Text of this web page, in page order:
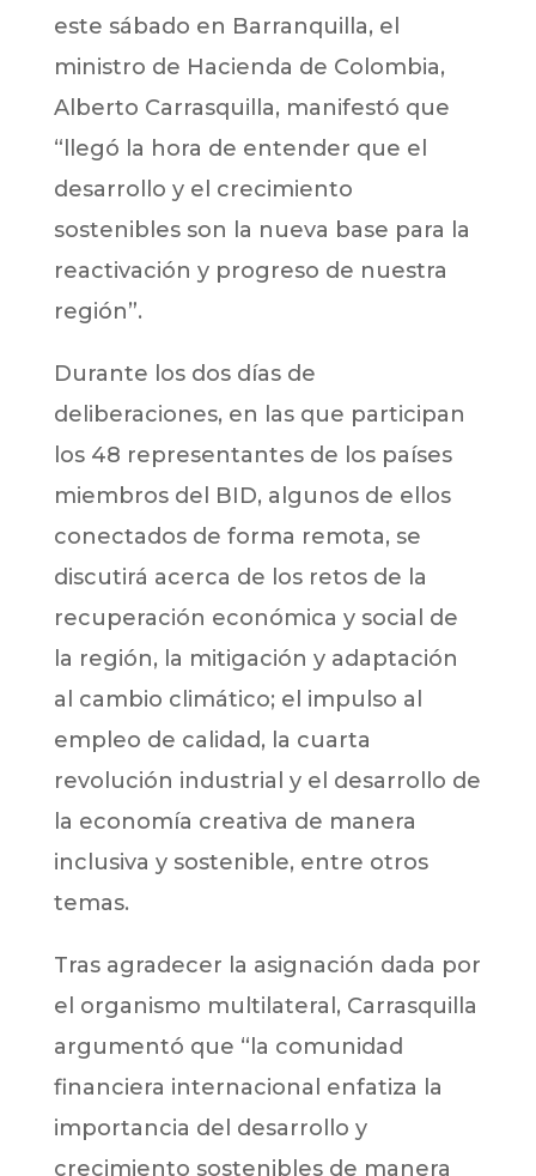
este sábado en Barranquilla, el
ministro de Hacienda de Colombia,
Alberto Carrasquilla, manifestó que
“llegó la hora de entender que el
desarrollo y el crecimiento
sostenibles son la nueva base para la
reactivación y progreso de nuestra
región”.
Durante los dos días de
deliberaciones, en las que participan
los 48 representantes de los países
miembros del BID, algunos de ellos
conectados de forma remota, se
discutirá acerca de los retos de la
recuperación económica y social de
la región, la mitigación y adaptación
al cambio climático; el impulso al
empleo de calidad, la cuarta
revolución industrial y el desarrollo de
la economía creativa de manera
inclusiva y sostenible, entre otros
temas.
Tras agradecer la asignación dada por
el organismo multilateral, Carrasquilla
argumentó que “la comunidad
financiera internacional enfatiza la
importancia del desarrollo y
crecimiento sostenibles de manera